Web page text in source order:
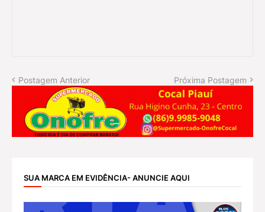
Postagem Anterior Próxima Postagem
SUA MARCA EM EVIDÊNCIA- ANUNCIE AQUI